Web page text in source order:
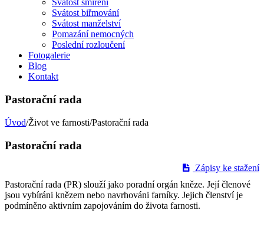
Svátost smíření
Svátost biřmování
Svátost manželství
Pomazání nemocných
Poslední rozloučení
Fotogalerie
Blog
Kontakt
Pastorační rada
Úvod/Život ve farnosti/Pastorační rada
Pastorační rada
Zápisy ke stažení
Pastorační rada (PR) slouží jako poradní orgán kněze. Její členové
jsou vybíráni knězem nebo navrhováni farníky. Jejich členství je
podmíněno aktivním zapojováním do života farnosti.